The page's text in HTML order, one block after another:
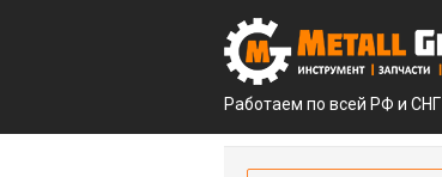
Работаем по всей РФ и СНГ